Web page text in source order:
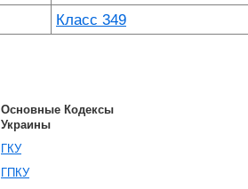
Класс 349
Основные Кодексы
Украины
ГКУ
ГПКУ